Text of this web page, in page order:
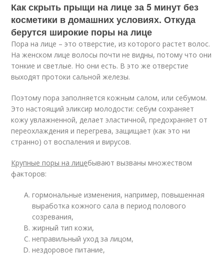
Как скрыть прыщи на лице за 5 минут без
косметики в домашних условиях. Откуда
берутся широкие поры на лице
Пора на лице – это отверстие, из которого растет волос.
На женском лице волосы почти не видны, потому что они
тонкие и светлые. Но они есть. В это же отверстие
выходят протоки сальной железы.
Поэтому пора заполняется кожным салом, или себумом.
Это настоящий эликсир молодости: себум сохраняет
кожу увлажненной, делает эластичной, предохраняет от
переохлаждения и перегрева, защищает (как это ни
странно) от воспаления и вирусов.
Крупные поры на лицебывают вызваны множеством
факторов:
гормональные изменения, например, повышенная
выработка кожного сала в период полового
созревания,
жирный тип кожи,
неправильный уход за лицом,
нездоровое питание,